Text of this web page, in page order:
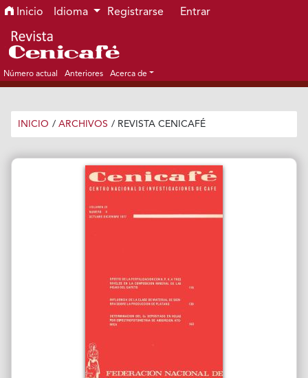
Ir al menú de navegación principal
Ir al contenido principal
Ir al pie de página del sitio
Inicio Idioma Registrarse Entrar
Número actual Anteriores Acerca de
INICIO / ARCHIVOS / REVISTA CENICAFÉ